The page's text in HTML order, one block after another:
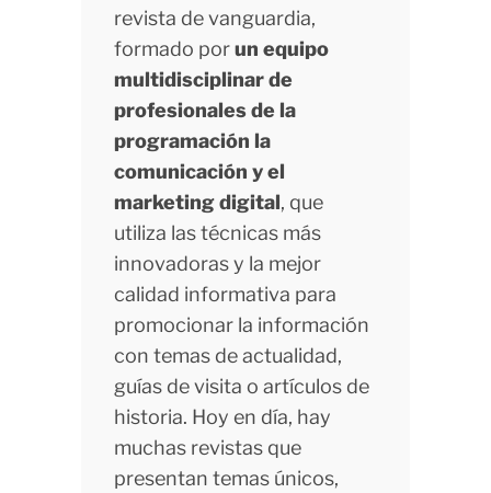
revista de vanguardia,
formado porun equipo
multidisciplinar de
profesionales de la
programación la
comunicación y el
marketing digital, que
utiliza las técnicas más
innovadoras y la mejor
calidad informativa para
promocionar la información
con temas de actualidad,
guías de visita o artículos de
historia. Hoy en día, hay
muchas revistas que
presentan temas únicos,